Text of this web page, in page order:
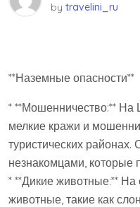
by travelini_ru
**Наземные опасности**
* **Мошенничество:**
мелкие кражи и
туристических
незнакомцами, которые
* **Дикие животные:** На
животные, такие как